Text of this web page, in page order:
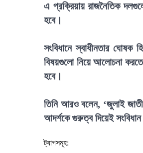
এ প্রক্রিয়ায় রাজনৈতিক
হবে।
সংবিধানে স্বাধীনতার ঘোষক
বিষয়গুলো নিয়ে আলোচনা করতে
হবে।
তিনি আরও বলেন, ‘জুলাই
আদর্শকে গুরুত্ব দিয়েই
ট্যাগসমূহ: